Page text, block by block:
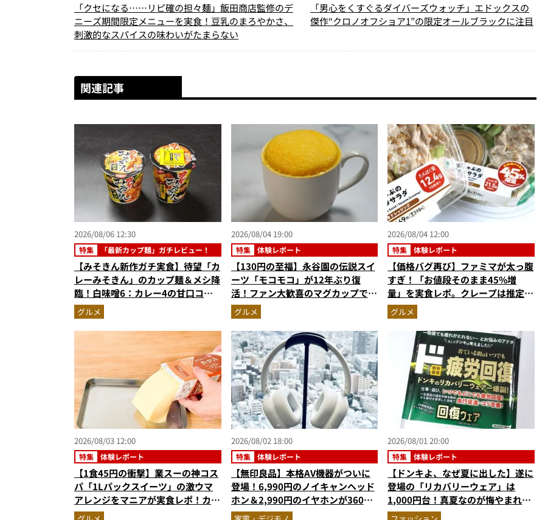
「クセになる……リピ確の担々麺」飯田商店監修のデ
ニーズ期間限定メニューを実食！豆乳のまろやかさ、
刺激的なスパイスの味わいがたまらない
「男心をくすぐるダイバーズウォッチ」エドックスの
傑作“クロノオフショア1”の限定オールブラックに注目
関連記事
2026/08/06 12:30
特集 「最新カップ麺」ガチレビュー！
【みそきん新作ガチ実食】待望「カ
レーみそきん」のカップ麺＆メシ降
臨！白味噌6：カレー4の甘口コク
旨スープ＆ゴロッと大ぶりポテトに
歓喜
グルメ
2026/08/04 19:00
特集 体験レポート
【130円の至福】永谷園の伝説スイ
ーツ「モコモコ」が12年ぶり復
活！ファン大歓喜のマグカップで作
る絶品ケーキを食べたらやっぱり最
高にウマかった
グルメ
2026/08/04 12:00
特集 体験レポート
【価格バグ再び】ファミマが太っ腹
すぎ！「お値段そのまま45%増
量」を実食レポ。クレープは推定
59%増の衝撃的な大盤振る舞い
グルメ
2026/08/03 12:00
特集 体験レポート
【1食45円の衝撃】業スーの神コス
パ「1Lパックスイーツ」の激ウマ
アレンジをマニアが実食レポ！カス
タードプリン、杏仁豆腐…夏休みの
2026/08/02 18:00
特集 体験レポート
【無印良品】本格AV機器がついに
登場！6,990円のノイキャンヘッド
ホン＆2,990円のイヤホンが360度
スキなしの本気作だった
2026/08/01 20:00
特集 体験レポート
【ドンキよ、なぜ夏に出した】遂に
登場の「リカバリーウェア」は
1,000円台！真夏なのが悔やまれる
ほどハンパない“血行促進力”を自